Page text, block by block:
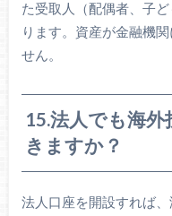
た受取人（配偶者、子
ります。資産が金融機
せん。
15.法人でも海
きますか？
法人口座を開設すれば